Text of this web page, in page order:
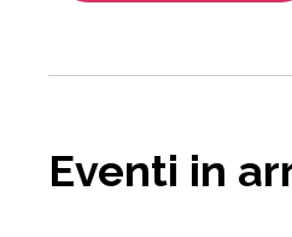
Eventi in